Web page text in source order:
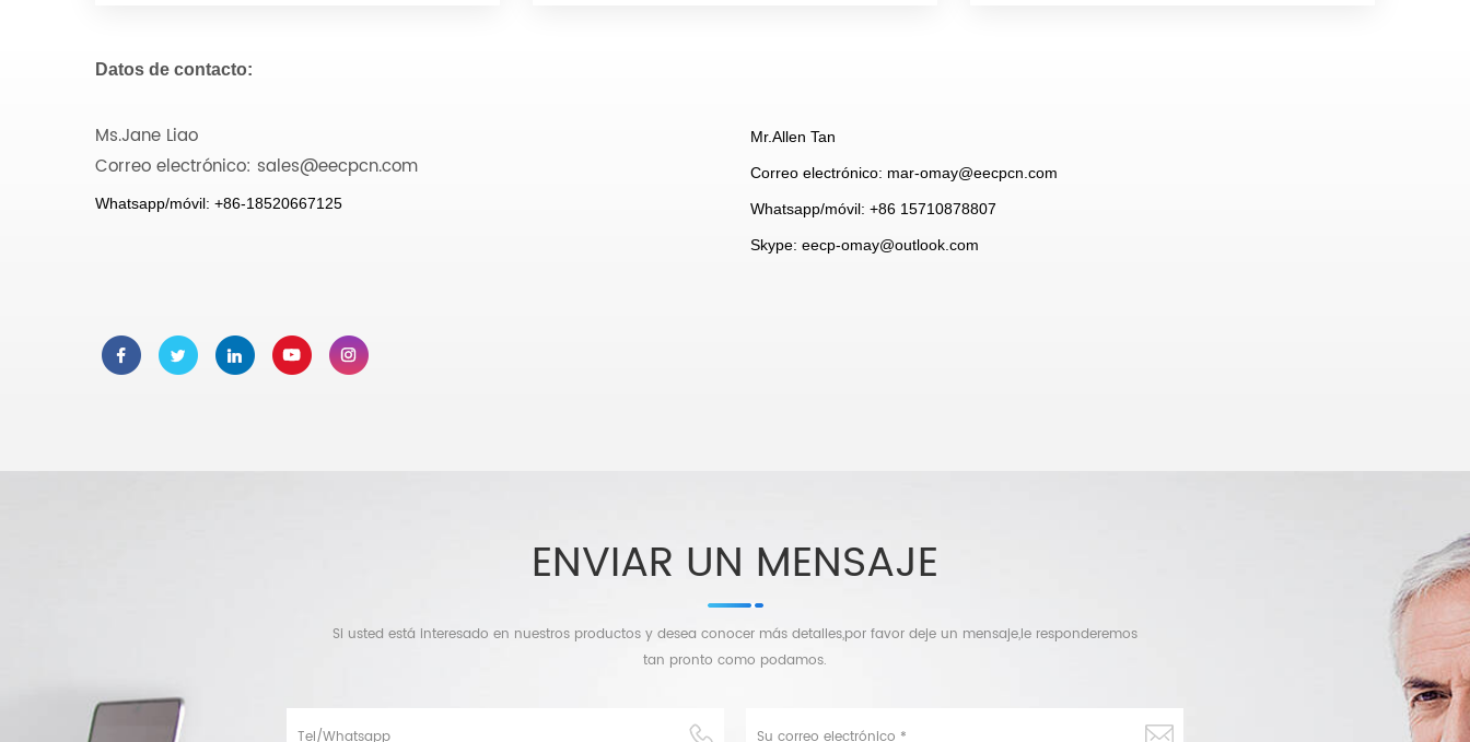
Datos de contacto:
Ms.Jane Liao
Correo electrónico: sales@eecpcn.com
Whatsapp/móvil: +86-18520667125
Mr.Allen Tan
Correo electrónico: mar-omay@eecpcn.com
Whatsapp/móvil: +86 15710878807
Skype: eecp-omay@outlook.com
ENVIAR UN MENSAJE
Si usted está interesado en nuestros productos y desea conocer más detalles,por favor deje un mensaje,le responderemos
tan pronto como podamos.